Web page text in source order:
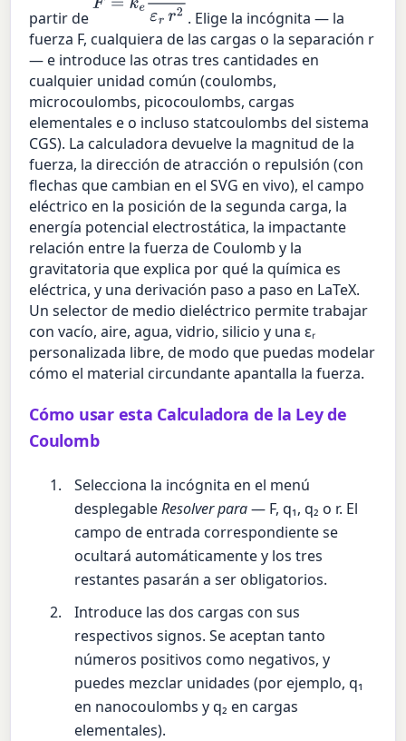
partir de
. Elige la incógnita — la
fuerza F, cualquiera de las cargas o la separación r
— e introduce las otras tres cantidades en
cualquier unidad común (coulombs,
microcoulombs, picocoulombs, cargas
elementales e o incluso statcoulombs del sistema
CGS). La calculadora devuelve la magnitud de la
fuerza, la dirección de atracción o repulsión (con
flechas que cambian en el SVG en vivo), el campo
eléctrico en la posición de la segunda carga, la
energía potencial electrostática, la impactante
relación entre la fuerza de Coulomb y la
gravitatoria que explica por qué la química es
eléctrica, y una derivación paso a paso en LaTeX.
Un selector de medio dieléctrico permite trabajar
con vacío, aire, agua, vidrio, silicio y una εᵣ
personalizada libre, de modo que puedas modelar
cómo el material circundante apantalla la fuerza.
Cómo usar esta Calculadora de la Ley de
Coulomb
Selecciona la incógnita en el menú
desplegableResolver para— F, q₁, q₂ o r. El
campo de entrada correspondiente se
ocultará automáticamente y los tres
restantes pasarán a ser obligatorios.
Introduce las dos cargas con sus
respectivos signos. Se aceptan tanto
números positivos como negativos, y
puedes mezclar unidades (por ejemplo, q₁
en nanocoulombs y q₂ en cargas
elementales).